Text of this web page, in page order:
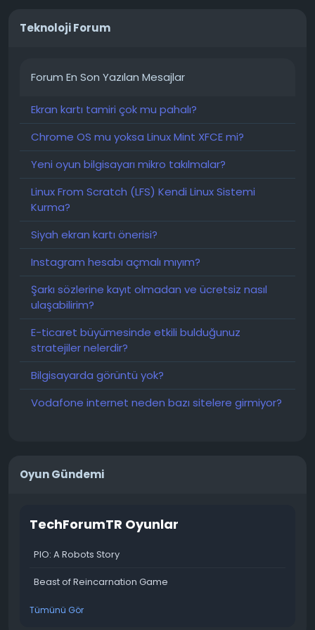
Teknoloji Forum
Forum En Son Yazılan Mesajlar
Ekran kartı tamiri çok mu pahalı?
Chrome OS mu yoksa Linux Mint XFCE mi?
Yeni oyun bilgisayarı mikro takılmalar?
Linux From Scratch (LFS) Kendi Linux Sistemi
Kurma?
Siyah ekran kartı önerisi?
Instagram hesabı açmalı mıyım?
Şarkı sözlerine kayıt olmadan ve ücretsiz nasıl
ulaşabilirim?
E-ticaret büyümesinde etkili bulduğunuz
stratejiler nelerdir?
Bilgisayarda görüntü yok?
Vodafone internet neden bazı sitelere girmiyor?
Oyun Gündemi
TechForumTR Oyunlar
PIO: A Robots Story
Beast of Reincarnation Game
Tümünü Gör